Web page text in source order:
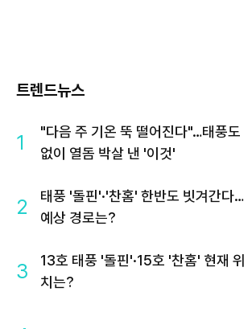
트렌드뉴스
1
"다음 주 기온 뚝 떨어진다"…태풍도
없이 열돔 박살 낸 '이것'
2
태풍 '돌핀'·'찬홈' 한반도 빗겨간다…
예상 경로는?
3
13호 태풍 '돌핀'·15호 '찬홈' 현재 위
치는?